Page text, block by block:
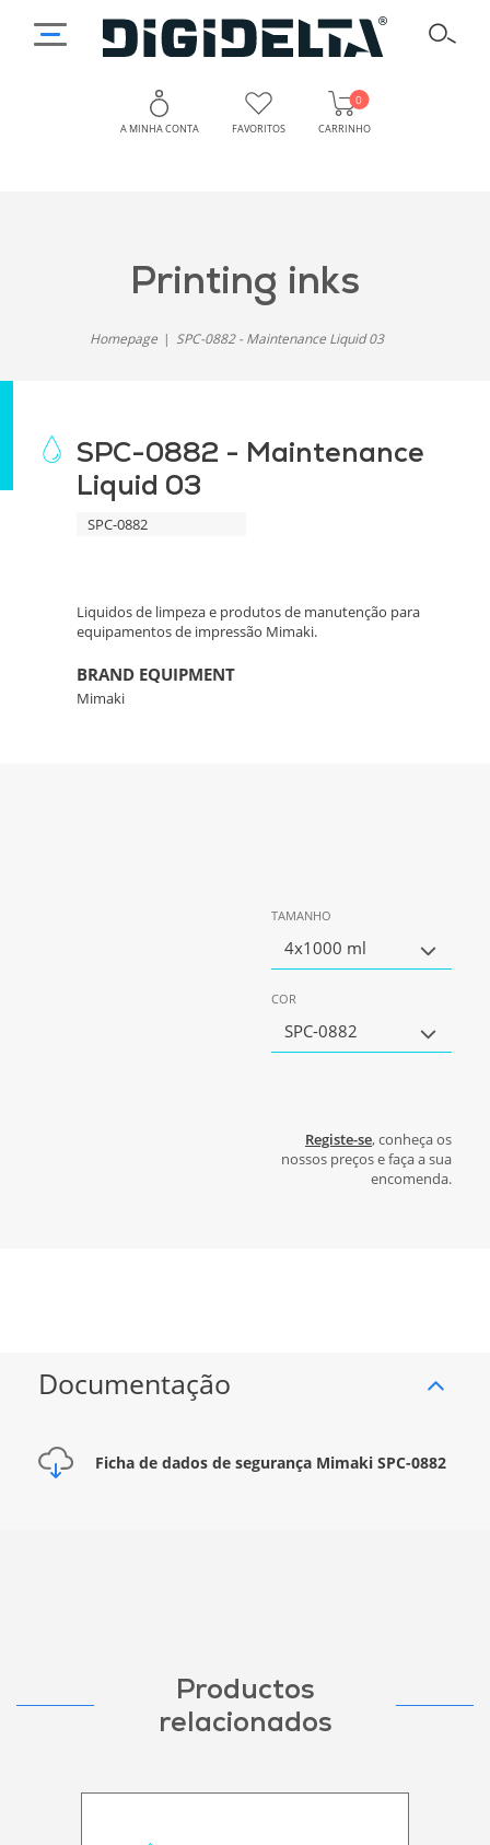
A MINHA CONTA FAVORITOS CARRINHO
0
printing inks
Homepage SPC-0882 - Maintenance Liquid 03
SPC-0882 - Maintenance
Liquid 03
SPC-0882
Liquidos de limpeza e produtos de manutenção para
equipamentos de impressão Mimaki.
BRAND EQUIPMENT
Mimaki
TAMANHO
4x1000 ml
COR
SPC-0882
Registe-se, conheça os
nossos preços e faça a sua
encomenda.
Documentação
Ficha de dados de segurança Mimaki SPC-0882
Productos
relacionados